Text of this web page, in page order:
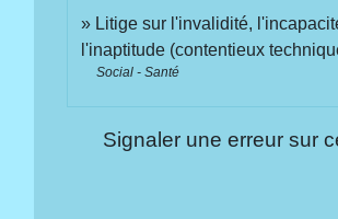
Litige sur l'invalidité,
l'inaptitude (contentieux
Social - Santé
Signaler une erreur sur